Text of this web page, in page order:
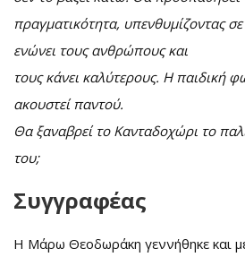
πραγματικότητα, υπενθυμίζοντας
ενώνει τους ανθρώπους και
τους κάνει καλύτερους. Η παιδική
ακουστεί παντού.
Θα ξαναβρεί το Κανταδοχώρι το
του;
Συγγραφέας
Η Μάρω Θεοδωράκη γεννήθηκε και